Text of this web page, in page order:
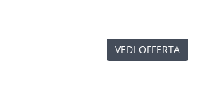
VEDI OFFERTA